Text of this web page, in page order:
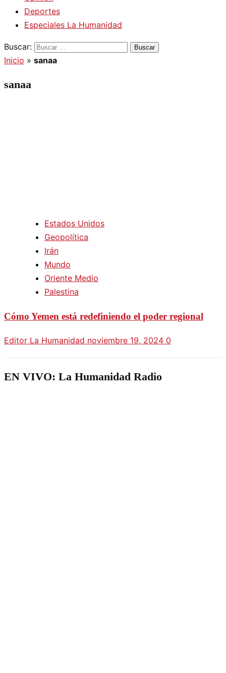
Deportes
Especiales La Humanidad
Buscar:
Inicio » sanaa
sanaa
Estados Unidos
Geopolítica
Irán
Mundo
Oriente Medio
Palestina
Cómo Yemen está redefiniendo el poder regional
Editor La Humanidad noviembre 19, 2024 0
EN VIVO: La Humanidad Radio